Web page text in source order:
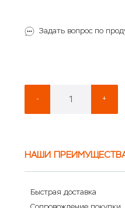
Задать вопрос по
- +
НАШИ
Быстрая доставка